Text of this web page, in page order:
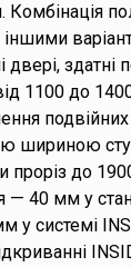
Комбінація
двері, здатні
1100 до
шириною
проріз до
— 40 мм у
у системі